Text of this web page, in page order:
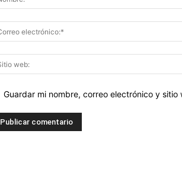
Guardar mi nombre, correo electrónico y